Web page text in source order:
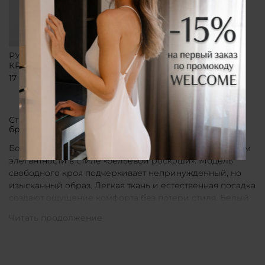
РУБАШКА СВОБОДНОГО
КРОЯ БЕЛАЯ
17 800 ₽
Стильные рубашки в актуальном белом цвете от
бренда CLÓ
Белые рубашки от бренда CLÓ являются воплощением
элегантности в стиле «бельевой роскоши». Модель
свободного кроя подчеркивает непринужденный, но
изысканный образ. Легкая ткань и естественная посадка
создают ощущение комфорта без потери стиля. Белый